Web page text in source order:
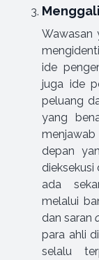
Wawasan
ide
juga ide
peluang
yang
depan
dieksekusi
ada
melalui
dan saran
para ahli
selalu